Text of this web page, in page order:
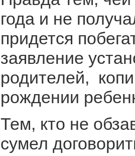
года и не
придется
заявление
родителей,
рождении
Тем, кто не
сумел